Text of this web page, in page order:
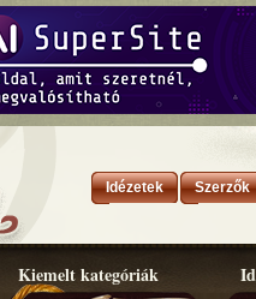
Idézetek Szerzők
Kiemelt kategóriák